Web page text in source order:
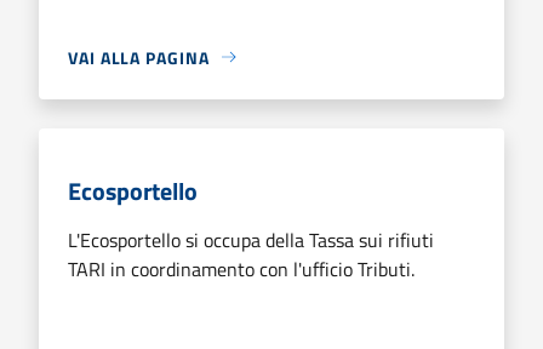
VAI ALLA PAGINA
Ecosportello
L'Ecosportello si occupa della Tassa sui rifiuti
TARI in coordinamento con l'ufficio Tributi.